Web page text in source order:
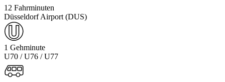
12 Fahrminuten
Düsseldorf Airport (DUS)
1 Gehminute
U70 / U76 / U77